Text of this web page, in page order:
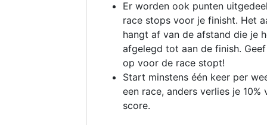
Er worden ook punten
race stops voor je finisht. Het
hangt af van de afstand die je
afgelegd tot aan de finish.
op voor de race stopt!
Start minstens één keer per
een race, anders verlies je 10%
score.